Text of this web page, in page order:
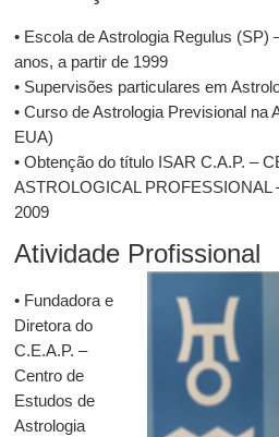
• Escola de Astrologia Regulus (SP)
anos, a partir de 1999
• Supervisões particulares em
• Curso de Astrologia Previsional na
EUA)
• Obtenção do título ISAR C.A.P. –
ASTROLOGICAL PROFESSIONAL
2009
Atividade Profissional
• Fundadora e
Diretora do
C.E.A.P. –
Centro de
Estudos de
Astrologia